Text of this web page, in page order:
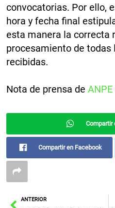
convocatorias. Por ello,
hora y fecha final
esta manera la correcta
procesamiento de todas
recibidas.
Nota de prensa de
Compartir
Compartir en Facebook
AntANTERIOR